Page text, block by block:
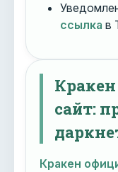
ссылка в
сайт:
Кракен